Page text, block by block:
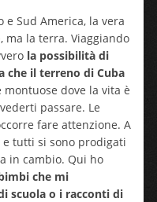
Sud America, la vera
ma la terra. Viaggiando
la possibilità di
che il terreno di Cuba
montuose dove la vita è
passare. Le
fare attenzione. A
e tutti si sono prodigati
in cambio. Qui ho
che mi
scuola o i racconti di